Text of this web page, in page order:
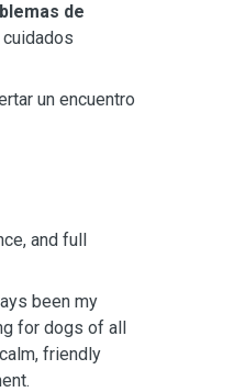
de
un encuentro
and full
been my
for dogs of all
friendly